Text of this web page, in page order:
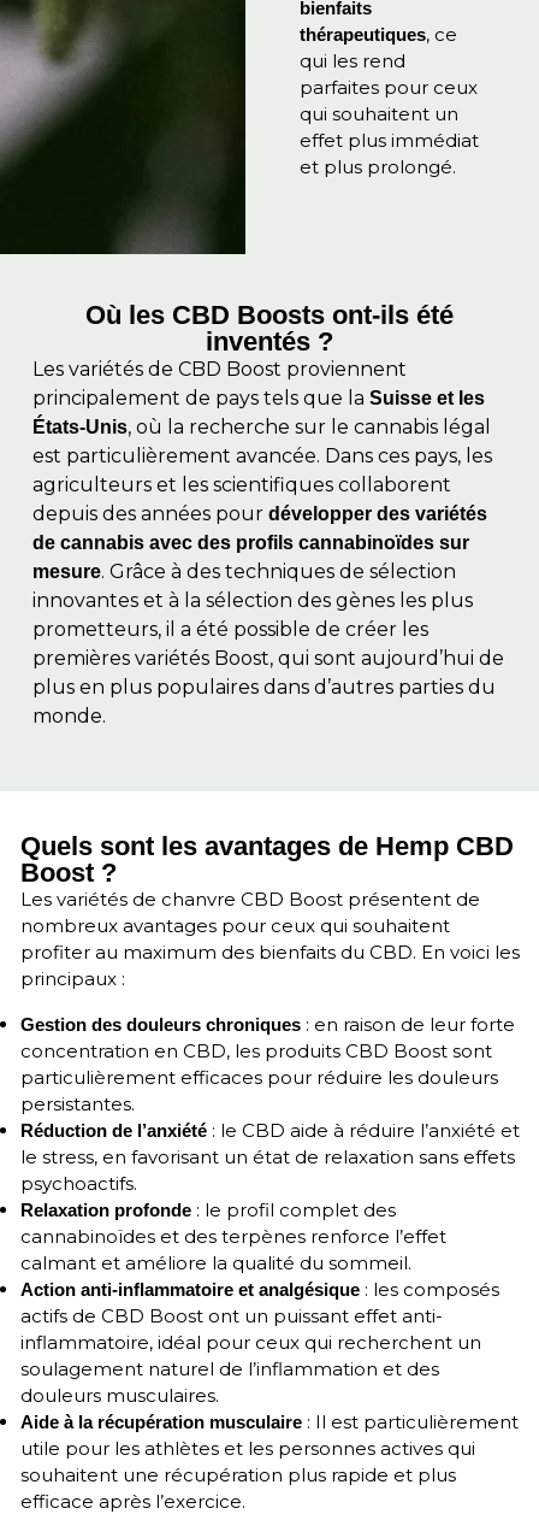
bienfaits
thérapeutiques, ce
qui les rend
parfaites pour ceux
qui souhaitent un
effet plus immédiat
et plus prolongé.
Où les CBD Boosts ont-ils été
inventés ?
Les variétés de CBD Boost proviennent
principalement de pays tels que la Suisse et les
États-Unis, où la recherche sur le cannabis légal
est particulièrement avancée. Dans ces pays, les
agriculteurs et les scientifiques collaborent
depuis des années pour développer des variétés
de cannabis avec des profils cannabinoïdes sur
mesure. Grâce à des techniques de sélection
innovantes et à la sélection des gènes les plus
prometteurs, il a été possible de créer les
premières variétés Boost, qui sont aujourd’hui de
plus en plus populaires dans d’autres parties du
monde.
Quels sont les avantages de Hemp CBD
Boost ?
Les variétés de chanvre CBD Boost présentent de
nombreux avantages pour ceux qui souhaitent
profiter au maximum des bienfaits du CBD. En voici les
principaux :
Gestion des douleurs chroniques: en raison de leur forte
concentration en CBD, les produits CBD Boost sont
particulièrement efficaces pour réduire les douleurs
persistantes.
Réduction de l’anxiété: le CBD aide à réduire l’anxiété et
le stress, en favorisant un état de relaxation sans effets
psychoactifs.
Relaxation profonde: le profil complet des
cannabinoïdes et des terpènes renforce l’effet
calmant et améliore la qualité du sommeil.
Action anti-inflammatoire et analgésique: les composés
actifs de CBD Boost ont un puissant effet anti-
inflammatoire, idéal pour ceux qui recherchent un
soulagement naturel de l’inflammation et des
douleurs musculaires.
Aide à la récupération musculaire: Il est particulièrement
utile pour les athlètes et les personnes actives qui
souhaitent une récupération plus rapide et plus
efficace après l’exercice.